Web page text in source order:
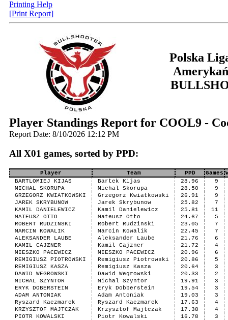
Printing Help
[Print Report]
Polska
Player Standings Report for COOL9 -
Report Date: 8/10/2026 12:12 PM
All X01 games, sorted by PPD:
Player Team PPD Games
BARTLOMIEJ KIJAS
Bartek Kijas 28.96
9
MICHAL SKORUPA
Michal Skorupa 28.50
9
GRZEGORZ KWIATKOWSKI
Grzegorz Kwiatkowski 26.91
9
JAREK SKRYBUNOW
Jarek Skrybunow 25.82
7
KAMIL DANIELEWICZ
Kamil Danielewicz 25.81
11
MATEUSZ OTTO
Mateusz Otto 24.67
5
ROBERT RUDZINSKI
Robert Rudzinski 23.05
7
MARCIN KOWALIK
Marcin Kowalik 22.45
7
ALEKSANDER LAUBE
Aleksander Laube 21.76
6
KAMIL CAJZNER
Kamil Cajzner 21.72
4
MIESZKO PACEWICZ
MIESZKO PACEWICZ 20.96
6
REMIGIUSZ PIOTROWSKI
Remigiusz Piotrowski 20.86
5
REMIGIUSZ KASZA
Remigiusz Kasza 20.64
3
DAWID WEGROWSKI
Dawid Wegrowski 20.33
2
MICHAL SZYNTOR
Michal Szyntor 19.91
3
ERYK DOBERSTEIN
Eryk Dobberstein 19.54
3
ADAM ANTONIAK
Adam Antoniak 19.03
3
Ryszard Kaczmarek
Ryszard Kaczmarek 17.63
4
KRZYSZTOF MAJTCZAK
Krzysztof Majtczak 17.38
4
PIOTR KOWALSKI
Piotr Kowalski 16.78
3